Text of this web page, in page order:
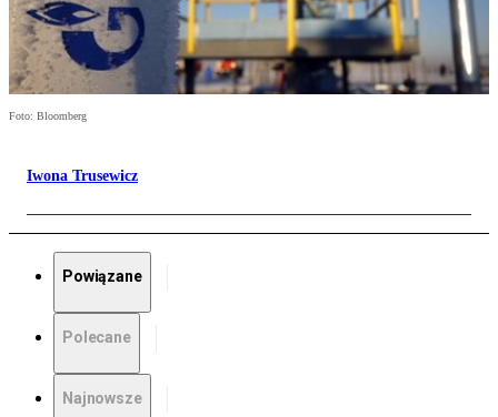
Foto: Bloomberg
Iwona Trusewicz
Powiązane
Polecane
Najnowsze